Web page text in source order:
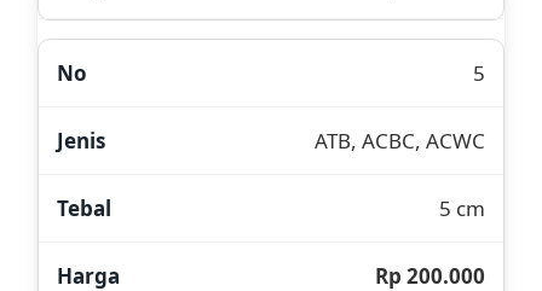
5
ATB, ACBC, ACWC
5 cm
Rp 200.000